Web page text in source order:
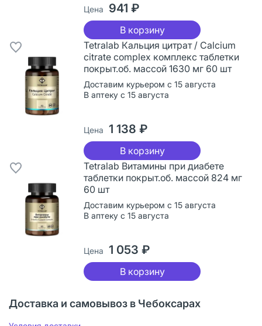
Цена 941 ₽
В корзину
Tetralab Кальция цитрат / Calcium
citrate complex комплекс таблетки
покрыт.об. массой 1630 мг 60 шт
Доставим курьером с 15 августа
В аптеку с 15 августа
Цена 1 138 ₽
В корзину
Tetralab Витамины при диабете
таблетки покрыт.об. массой 824 мг
60 шт
Доставим курьером с 15 августа
В аптеку с 15 августа
Цена 1 053 ₽
В корзину
Доставка и самовывоз в Чебоксарах